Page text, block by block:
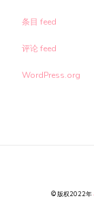
条目 feed
评论 feed
WordPress.org
© 版权2022年